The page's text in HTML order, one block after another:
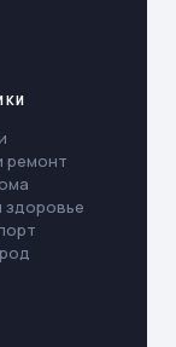
ремонт
здоровье